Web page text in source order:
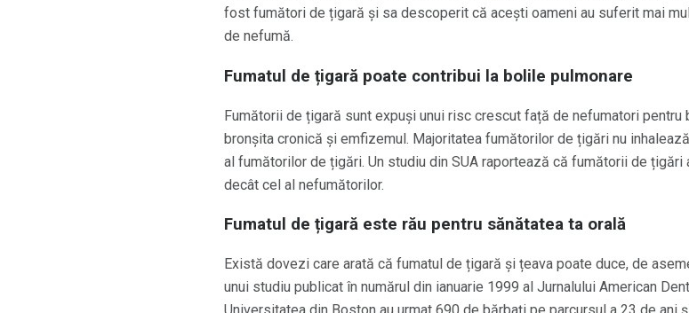
fost fumători de țigară și sa descoperit că acești oameni au suferit mai
de nefumă.
Fumatul de țigară poate contribui la bolile pulmonare
Fumătorii de țigară sunt expuși unui risc crescut față de nefumatori
bronșita cronică și emfizemul. Majoritatea fumătorilor de țigări nu
al fumătorilor de țigări. Un studiu din SUA raportează că fumătorii de țigări
decât cel al nefumătorilor.
Fumatul de țigară este rău pentru sănătatea ta orală
Există dovezi care arată că fumatul de țigară și țeava poate duce, de
unui studiu publicat în numărul din ianuarie 1999 al Jurnalului American